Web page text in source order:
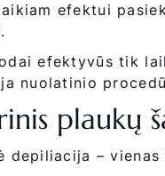
efektui
efektyvūs tik
nuolatinio
plaukų
depiliacija –